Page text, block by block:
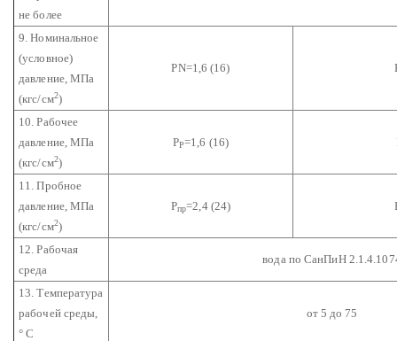
не более
9. Номинальное
(условное)
давление, МПа
(кгс/см2)
PN=1,6 (16)
10. Рабочее
давление, МПа
(кгс/см2)
PP=1,6 (16)
11. Пробное
давление, МПа
(кгс/см2)
Pпр=2,4 (24)
12. Рабочая
среда
вода по СанПиН
13. Температура
рабочей среды,
° С
от 5 до 75